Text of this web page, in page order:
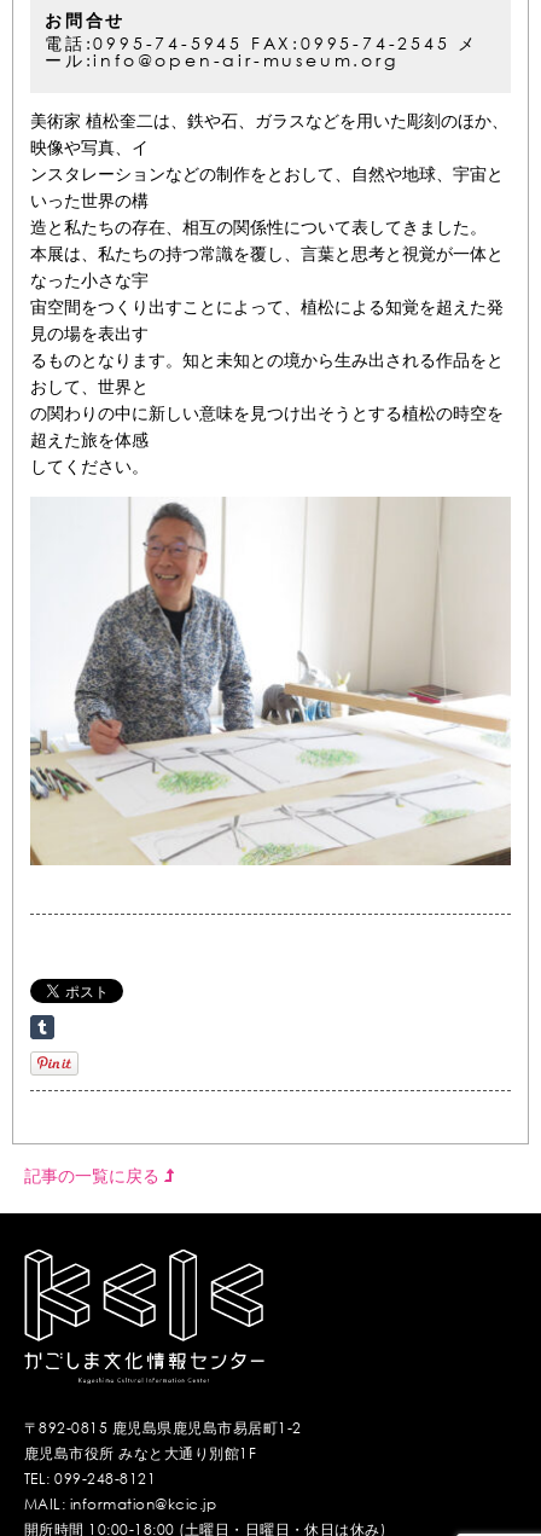
お問合せ
電話:0995-74-5945 FAX:0995-74-2545 メ
ール:info@open-air-museum.org
美術家 植松奎二は、鉄や石、ガラスなどを用いた彫刻のほか、
映像や写真、イ
ンスタレーションなどの制作をとおして、自然や地球、宇宙と
いった世界の構
造と私たちの存在、相互の関係性について表してきました。
本展は、私たちの持つ常識を覆し、言葉と思考と視覚が一体と
なった小さな宇
宙空間をつくり出すことによって、植松による知覚を超えた発
見の場を表出す
るものとなります。知と未知との境から生み出される作品をと
おして、世界と
の関わりの中に新しい意味を見つけ出そうとする植松の時空を
超えた旅を体感
してください。
記事の一覧に戻る
〒892-0815 鹿児島県鹿児島市易居町1-2
鹿児島市役所 みなと大通り別館1F
TEL: 099-248-8121
MAIL: information@kcic.jp
開所時間 10:00-18:00 (土曜日・日曜日・休日は休み)